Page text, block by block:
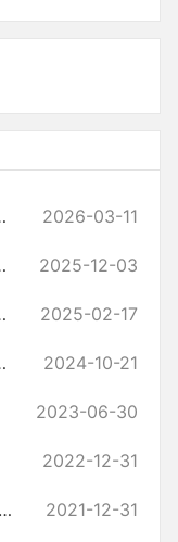
情况说明 2026-03-11
情况说明 2025-12-03
情况说明 2025-02-17
情况说明 2024-10-21
2023-06-30
2022-12-31
泰丰街道办事处2021年度工作报告 2021-12-31